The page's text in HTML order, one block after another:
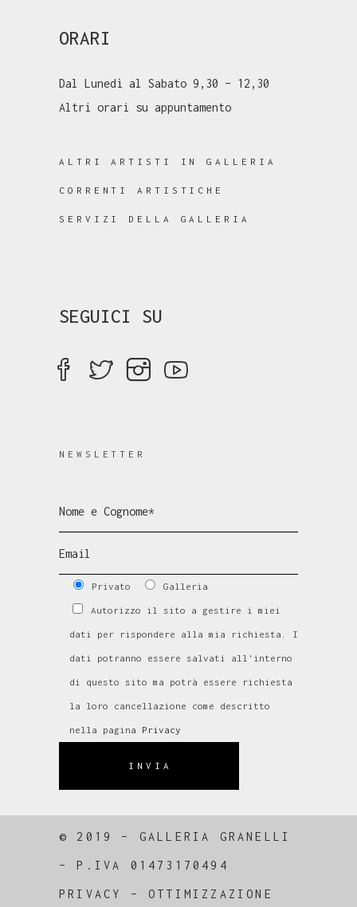
ORARI
Dal Lunedì al Sabato 9,30 – 12,30
Altri orari su appuntamento
ALTRI ARTISTI IN GALLERIA
CORRENTI ARTISTICHE
SERVIZI DELLA GALLERIA
SEGUICI SU
NEWSLETTER
Privato Galleria
Autorizzo il sito a gestire i miei
dati per rispondere alla mia richiesta. I
dati potranno essere salvati all'interno
di questo sito ma potrà essere richiesta
la loro cancellazione come descritto
nella pagina Privacy
INVIA
© 2019 – GALLERIA GRANELLI
–P.IVA 01473170494
PRIVACY –OTTIMIZZAZIONE